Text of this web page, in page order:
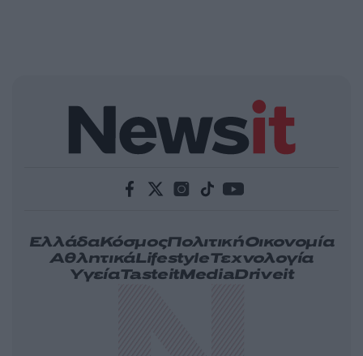
ΕλλάδαΚόσμοςΠολιτικήΟικονομία
ΑθλητικάLifestyleΤεχνολογία
ΥγείαTasteitMediaDriveit